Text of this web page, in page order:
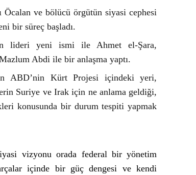
Öcalan ve bölücü örgütün siyasi cephesi
bir süreç başladı.
lideri yeni ismi ile Ahmet el-Şara,
Abdi ile bir anlaşma yaptı.
ABD’nin Kürt Projesi içindeki yeri,
Suriye ve Irak için ne anlama geldiği,
konusunda bir durum tespiti yapmak
vizyonu orada federal bir yönetim
içinde bir güç dengesi ve kendi